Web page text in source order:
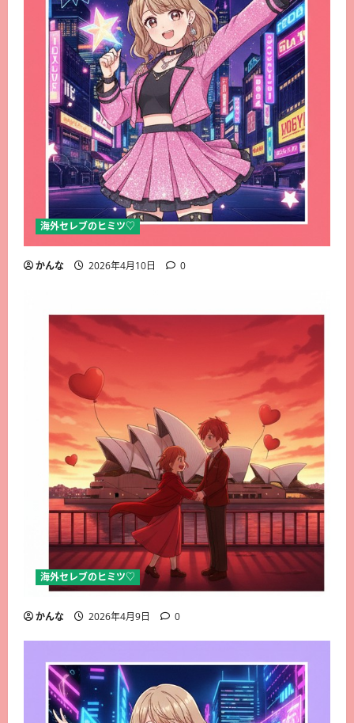
海外セレブのヒミツ♡
かんな 2026年4月10日 0
海外セレブのヒミツ♡
かんな 2026年4月9日 0